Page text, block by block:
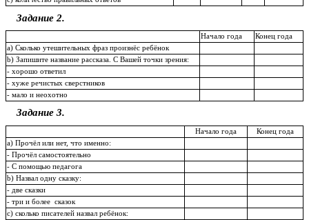
Задание 2.
Начало года
Конец года
а) Сколько утешительных фраз произнёс ребёнок
b) Запишите название рассказа. С Вашей точки зрения:
- хорошо ответил
- хуже речистых сверстников
- мало и неохотно
Задание 3.
Начало года
Конец года
а) Прочёл или нет, что именно:
- Прочёл самостоятельно
- С помощью педагога
b) Назвал одну сказку:
- две сказки
- три и более сказок
с) сколько писателей назвал ребёнок: